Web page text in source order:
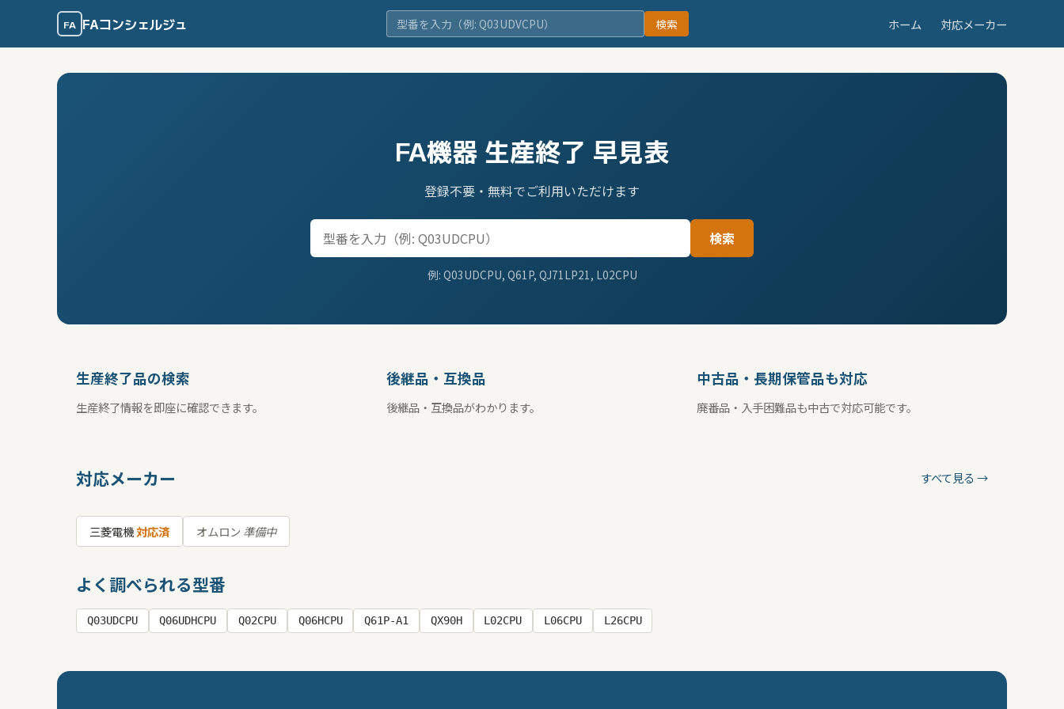
FA FAコンシェルジュ 検索 ホーム 対応メーカー
FA機器 生産終了 早見表
登録不要・無料でご利用いただけます
検索
例: Q03UDCPU, Q61P, QJ71LP21, L02CPU
生産終了品の検索
生産終了情報を即座に確認できます。
後継品・互換品
後継品・互換品がわかります。
中古品・長期保管品も対応
廃番品・入手困難品も中古で対応可能です。
対応メーカー すべて見る →
三菱電機対応済 オムロン 準備中
よく調べられる型番
Q03UDCPU Q06UDHCPU Q02CPU Q06HCPU Q61P-A1 QX90H L02CPU L06CPU L26CPU